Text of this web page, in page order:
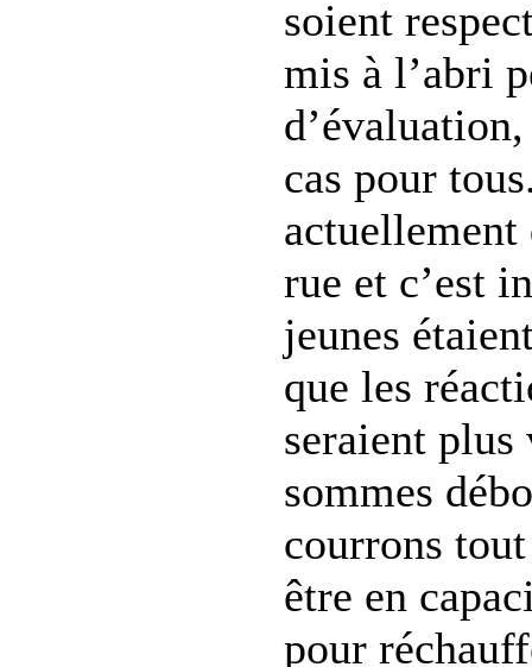
soient
mis à l’abri
cas pour
actuellement
rue et c’est
jeunes
que les
seraient plus
sommes
courrons
être en
pour